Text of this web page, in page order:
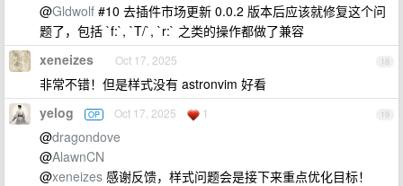
@Gldwolf #10 去插件市场更新 0.0.2 版本后应该就修复这个问
题了，包括 `f:`, `T/`, `r:` 之类的操作都做了兼容
18
xeneizes Oct 17, 2025
非常不错！但是样式没有 astronvim 好看
19
yelog OP Oct 17, 2025 1
@dragondove
@AlawnCN
@xeneizes 感谢反馈，样式问题会是接下来重点优化目标！